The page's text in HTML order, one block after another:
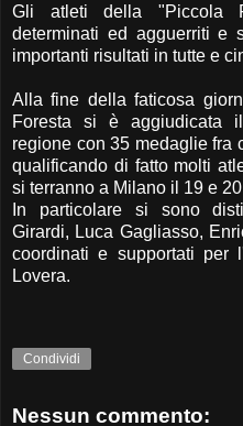
Gli atleti della "Piccola
determinati ed agguerriti e
importanti risultati in tutte e
Alla fine della faticosa
Foresta si è aggiudicata
regione con 35 medaglie fra
qualificando di fatto molti
si terranno a Milano il 19 e
In particolare si sono
Girardi, Luca Gagliasso,
coordinati e supportati per
Lovera.
Condividi
Nessun commento: